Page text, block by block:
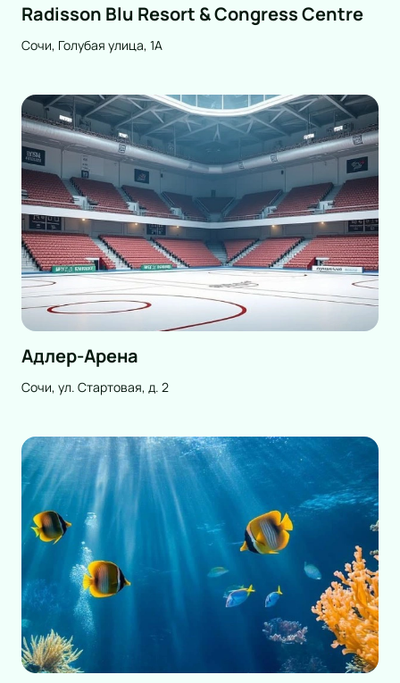
Radisson Blu Resort & Congress Centre
Сочи, Голубая улица, 1А
Адлер-Арена
Сочи, ул. Стартовая, д. 2